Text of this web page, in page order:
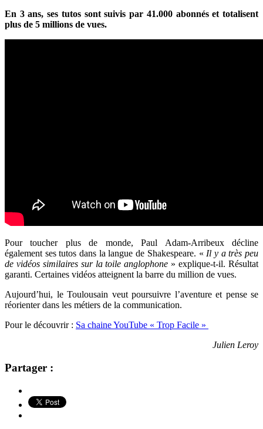
En 3 ans, ses tutos sont suivis par 41.000 abonnés et totalisent
plus de 5 millions de vues.
Pour toucher plus de monde, Paul Adam-Arribeux décline
également ses tutos dans la langue de Shakespeare. « Il y a très peu
de vidéos similaires sur la toile anglophone » explique-t-il. Résultat
garanti. Certaines vidéos atteignent la barre du million de vues.
Aujourd’hui, le Toulousain veut poursuivre l’aventure et pense se
réorienter dans les métiers de la communication.
Pour le découvrir : Sa chaine YouTube « Trop Facile »
Julien Leroy
Partager :